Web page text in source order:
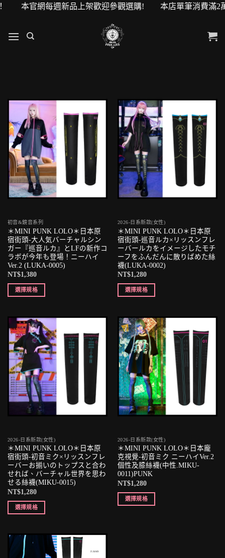
本官網每週新品上架歡迎參觀選購! 本店單筆消費滿2
初音&鏡音系列
＊MINI PUNK LOLO＊日本原
宿街頭-大人気バーチャルシン
ガー『巡音ルカ』とLFの新作コ
ラボが今年も登場！ニーハイ
Ver.2 (LUKA-0005)
NT$1,380
選擇規格
2026-日系新款(女性)
＊MINI PUNK LOLO＊日本原
宿街頭-巡音ルカ×リッスンフレ
ーバールカをイメージしたモチ
ーフをふんだんに散りばめた絲
襪(LUKA-0002)
NT$1,280
選擇規格
2026-日系新款(女性)
＊MINI PUNK LOLO＊日本原
宿街頭-初音ミク×リッスンフレ
ーバーお揃いのトップスと合わ
せれば、バーチャル世界を思わ
せる絲襪(MIKU-0015)
NT$1,280
選擇規格
2026-日系新款(女性)
＊MINI PUNK LOLO＊日本龐
克視覺-初音ミク ニーハイVer.2
個性及膝絲襪(中性.MIKU-
0011)PUNK
NT$1,280
選擇規格